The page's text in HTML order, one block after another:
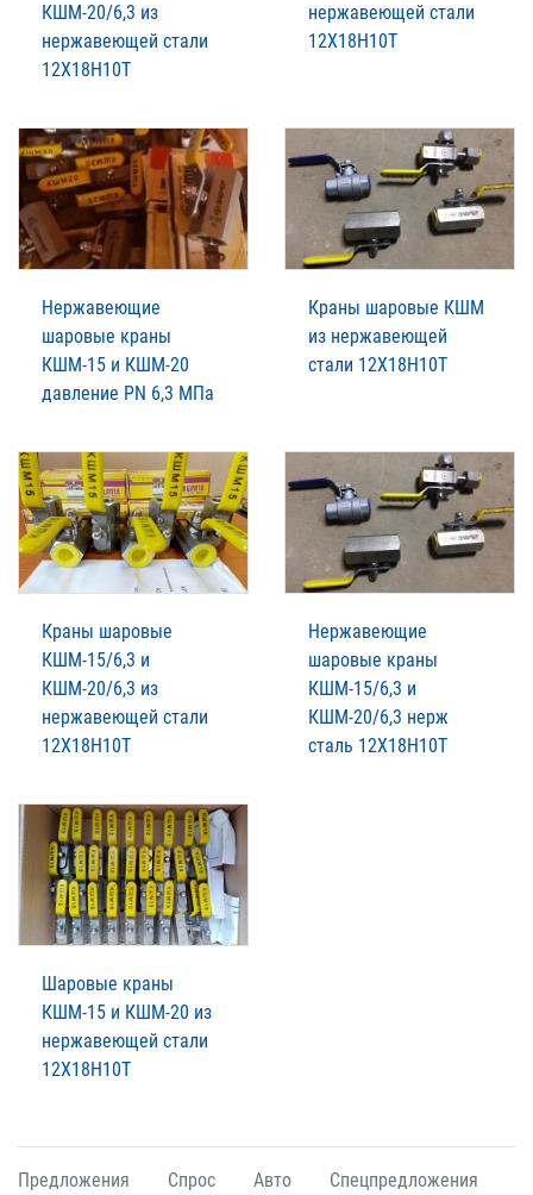
КШМ-20/6,3 из
нержавеющей стали
12Х18Н10Т
нержавеющей стали
12Х18Н10Т
Нержавеющие
шаровые краны
КШМ-15 и КШМ-20
давление PN 6,3 МПа
Краны шаровые КШМ
из нержавеющей
стали 12Х18Н10Т
Краны шаровые
КШМ-15/6,3 и
КШМ-20/6,3 из
нержавеющей стали
12Х18Н10Т
Нержавеющие
шаровые краны
КШМ-15/6,3 и
КШМ-20/6,3 нерж
сталь 12Х18Н10Т
Шаровые краны
КШМ-15 и КШМ-20 из
нержавеющей стали
12Х18Н10Т
Предложения Спрос Авто Спецпредложения